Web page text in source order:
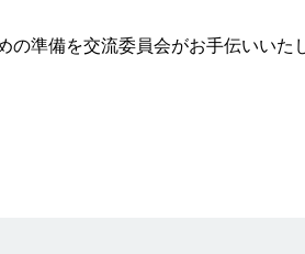
の準備を交流委員会がお手伝いいた